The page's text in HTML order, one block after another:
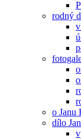
rodný
o Janu
dílo